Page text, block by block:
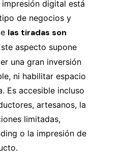
digital está
de negocios y
las tiradas son
aspecto supone
una gran inversión
ni habilitar espacio
Es accesible incluso
artesanos, la
limitadas,
o la impresión de